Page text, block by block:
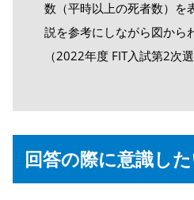
数（平時以上の死者数）を
説を参考にしながら図から
（2022年度 FIT入試第2次
回答の際に意識し